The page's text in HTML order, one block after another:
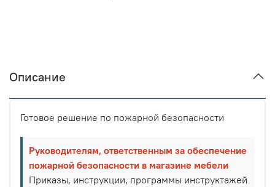
Описание
Готовое решение по пожарной безопасности
Руководителям, ответственным за обеспечение
пожарной безопасности в магазине мебели
Приказы, инструкции, программы инструктажей